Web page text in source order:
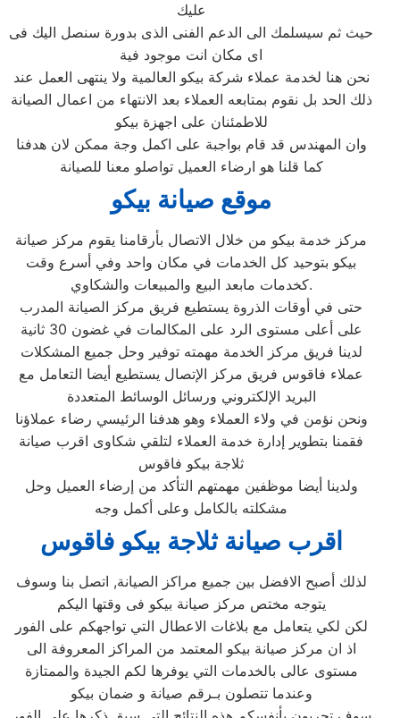
عليك
حيث ثم سيسلمك الى الدعم الفنى الذى بدورة سنصل اليك فى
اى مكان انت موجود فية
نحن هنا لخدمة عملاء شركة بيكو العالمية ولا ينتهى العمل عند
ذلك الحد بل نقوم بمتابعه العملاء بعد الانتهاء من اعمال الصيانة
للاطمئنان على اجهزة بيكو
وان المهندس قد قام بواجبة على اكمل وجة ممكن لان هدفنا
كما قلنا هو ارضاء العميل تواصلو معنا للصيانة
موقع صيانة بيكو
مركز خدمة بيكو من خلال الاتصال بأرقامنا يقوم مركز صيانة
بيكو بتوحيد كل الخدمات في مكان واحد وفي أسرع وقت
كخدمات مابعد البيع والمبيعات والشكاوي.
حتى في أوقات الذروة يستطيع فريق مركز الصيانة المدرب
على أعلى مستوى الرد على المكالمات في غضون 30 ثانية
لدينا فريق مركز الخدمة مهمته توفير وحل جميع المشكلات
عملاء فاقوس فريق مركز الإتصال يستطيع أيضا التعامل مع
البريد الإلكتروني ورسائل الوسائط المتعددة
ونحن نؤمن في ولاء العملاء وهو هدفنا الرئيسي رضاء عملاؤنا
فقمنا بتطوير إدارة خدمة العملاء لتلقي شكاوى اقرب صيانة
ثلاجة بيكو فاقوس
ولدينا أيضا موظفين مهمتهم التأكد من إرضاء العميل وحل
مشكلته بالكامل وعلى أكمل وجه
اقرب صيانة ثلاجة بيكو فاقوس
لذلك أصبح الافضل بين جميع مراكز الصيانة, اتصل بنا وسوف
يتوجه مختص مركز صيانة بيكو فى وقتها اليكم
لكن لكي يتعامل مع بلاغات الاعطال التي تواجهكم على الفور
اذ ان مركز صيانة بيكو المعتمد من المراكز المعروفة الى
مستوى عالى بالخدمات التي يوفرها لكم الجيدة والممتازة
وعندما تتصلون بـرقم صيانة و ضمان بيكو